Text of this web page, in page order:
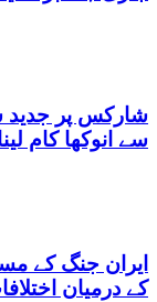
شارکس پر جدید
سے انوکھا کام
ایران جنگ کے
کے درمیان